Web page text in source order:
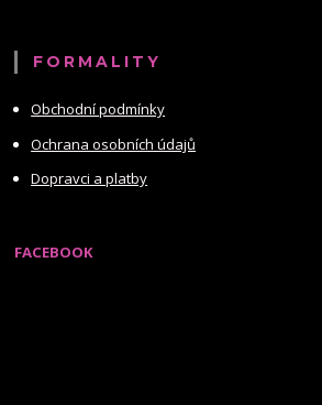
FORMALITY
Obchodní podmínky
Ochrana osobních údajů
Dopravci a platby
FACEBOOK